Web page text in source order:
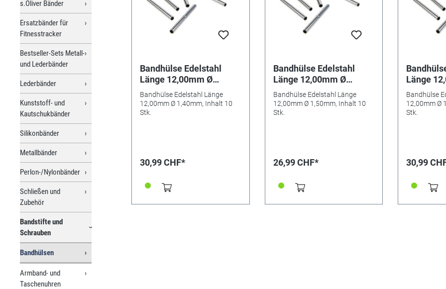
s.Oliver Bänder
Ersatzbänder für
Fitnesstracker
Bestseller-Sets Metall-
und Lederbänder
Lederbänder
Kunststoff- und
Kautschukbänder
Silikonbänder
Metallbänder
Perlon-/Nylonbänder
Schließen und
Zubehör
Bandstifte und
Schrauben
Bandhülsen
Armband- und
Taschenuhren
Bandhülse Edelstahl
Länge 12,00mm Ø
1,40mm, Inhalt 10 Stk.
Bandhülse Edelstahl Länge
12,00mm Ø 1,40mm, Inhalt 10
Stk.
30,99 CHF*
Bandhülse Edelstahl
Länge 12,00mm Ø
1,50mm, Inhalt 10 Stk.
Bandhülse Edelstahl Länge
12,00mm Ø 1,50mm, Inhalt 10
Stk.
26,99 CHF*
Länge
1,80mm,
Bandhülse
12,00mm Ø
Stk.
30,99